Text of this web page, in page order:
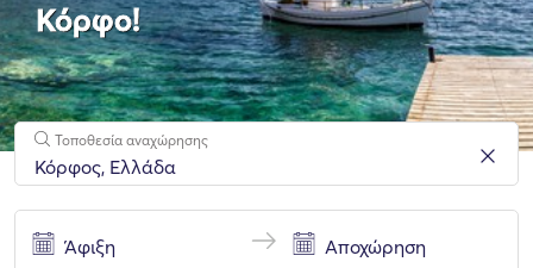
Κόρφο!
Τοποθεσία αναχώρησης